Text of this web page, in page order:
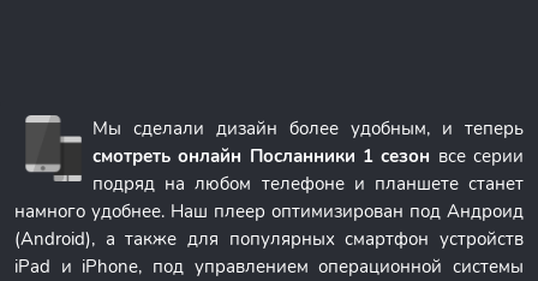
Мы сделали дизайн более удобным, и теперь
смотреть онлайн Посланники 1 сезон все серии
подряд на любом телефоне и планшете станет
намного удобнее. Наш плеер оптимизирован под Андроид
(Android), а также для популярных смартфон устройств
iPad и iPhone, под управлением операционной системы